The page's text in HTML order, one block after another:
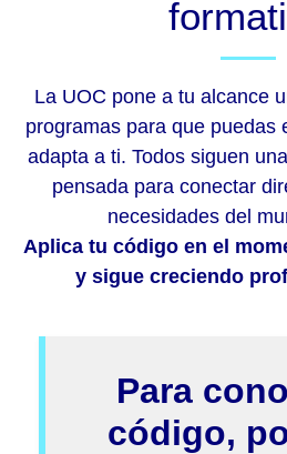
La UOC pone a tu alcance
programas para que puedas
adapta a ti. Todos siguen
pensada para conectar
necesidades del
Aplica tu código en el
y sigue creciendo
Para
código,